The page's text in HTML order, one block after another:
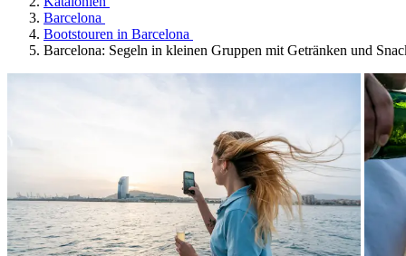
Barcelona
Bootstouren in Barcelona
Barcelona: Segeln in kleinen Gruppen mit Getränken und